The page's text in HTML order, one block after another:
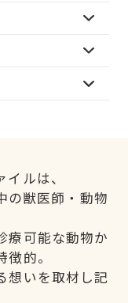
ルは、
の獣医師・動物
療可能な動物か
的。
想いを取材し記